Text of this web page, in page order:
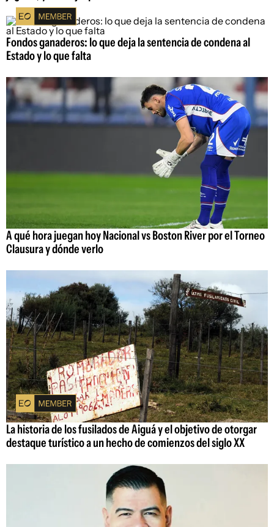
Fondos ganaderos: lo que deja la sentencia de condena al
Estado y lo que falta
A qué hora juegan hoy Nacional vs Boston River por el Torneo
Clausura y dónde verlo
La historia de los fusilados de Aiguá y el objetivo de otorgar
destaque turístico a un hecho de comienzos del siglo XX